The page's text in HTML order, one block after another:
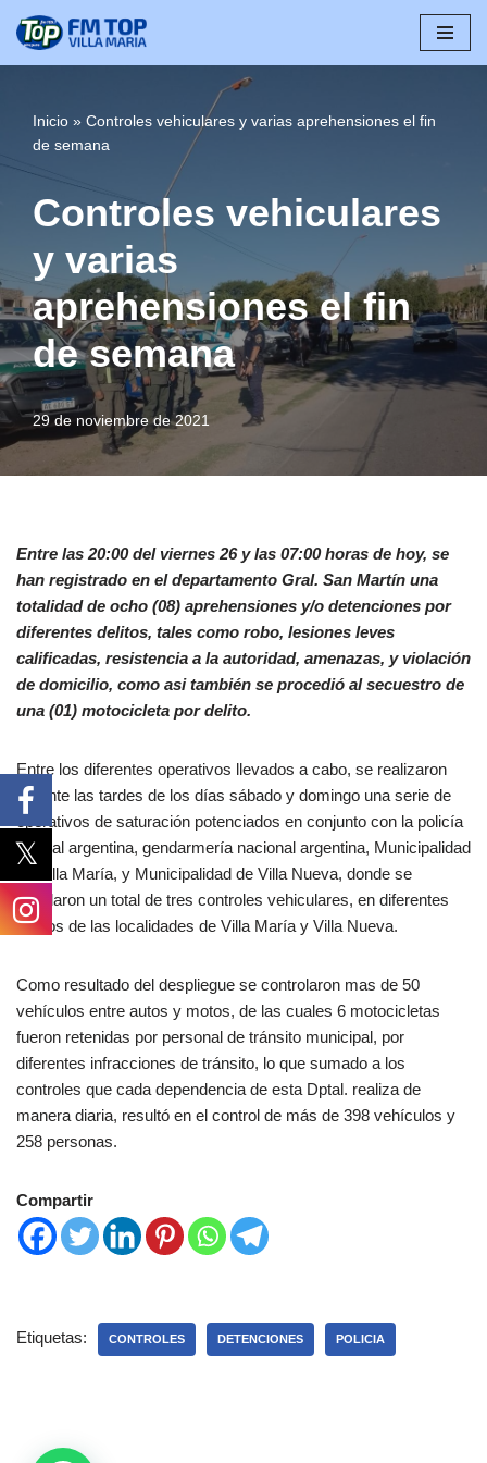
Inicio » Controles vehiculares y varias aprehensiones el fin
de semana
Controles vehiculares
y varias
aprehensiones el fin
de semana
29 de noviembre de 2021
Entre las 20:00 del viernes 26 y las 07:00 horas de hoy, se
han registrado en el departamento Gral. San Martín una
totalidad de ocho (08) aprehensiones y/o detenciones por
diferentes delitos, tales como robo, lesiones leves
calificadas, resistencia a la autoridad, amenazas, y violación
de domicilio, como asi también se procedió al secuestro de
una (01) motocicleta por delito.
Entre los diferentes operativos llevados a cabo, se realizaron
durante las tardes de los días sábado y domingo una serie de
operativos de saturación potenciados en conjunto con la policía
federal argentina, gendarmería nacional argentina, Municipalidad
de Villa María, y Municipalidad de Villa Nueva, donde se
instalaron un total de tres controles vehiculares, en diferentes
puntos de las localidades de Villa María y Villa Nueva.
Como resultado del despliegue se controlaron mas de 50
vehículos entre autos y motos, de las cuales 6 motocicletas
fueron retenidas por personal de tránsito municipal, por
diferentes infracciones de tránsito, lo que sumado a los
controles que cada dependencia de esta Dptal. realiza de
manera diaria, resultó en el control de más de 398 vehículos y
258 personas.
Compartir
Etiquetas: CONTROLES DETENCIONES POLICIA